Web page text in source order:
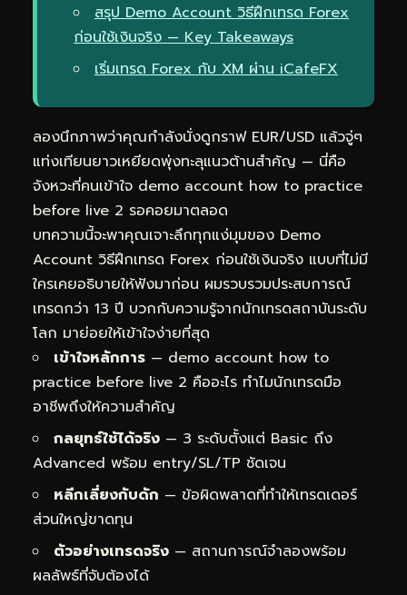
สรุป Demo Account วิธีฝึกเทรด Forex
ก่อนใช้เงินจริง — Key Takeaways
เริ่มเทรด Forex กับ XM ผ่าน iCafeFX
ลองนึกภาพว่าคุณกำลังนั่งดูกราฟ EUR/USD แล้วจู่ๆ
แท่งเทียนยาวเหยียดพุ่งทะลุแนวต้านสำคัญ — นี่คือ
จังหวะที่คนเข้าใจ demo account how to practice
before live 2 รอคอยมาตลอด
บทความนี้จะพาคุณเจาะลึกทุกแง่มุมของ Demo
Account วิธีฝึกเทรด Forex ก่อนใช้เงินจริง แบบที่ไม่มี
ใครเคยอธิบายให้ฟังมาก่อน ผมรวบรวมประสบการณ์
เทรดกว่า 13 ปี บวกกับความรู้จากนักเทรดสถาบันระดับ
โลก มาย่อยให้เข้าใจง่ายที่สุด
เข้าใจหลักการ — demo account how to
practice before live 2 คืออะไร ทำไมนักเทรดมือ
อาชีพถึงให้ความสำคัญ
กลยุทธ์ใช้ได้จริง — 3 ระดับตั้งแต่ Basic ถึง
Advanced พร้อม entry/SL/TP ชัดเจน
หลีกเลี่ยงกับดัก — ข้อผิดพลาดที่ทำให้เทรดเดอร์
ส่วนใหญ่ขาดทุน
ตัวอย่างเทรดจริง — สถานการณ์จำลองพร้อม
ผลลัพธ์ที่จับต้องได้